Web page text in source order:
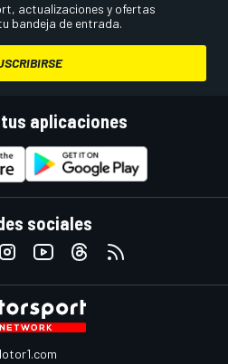
actualizaciones y ofertas
bandeja de entrada.
aplicaciones
sociales